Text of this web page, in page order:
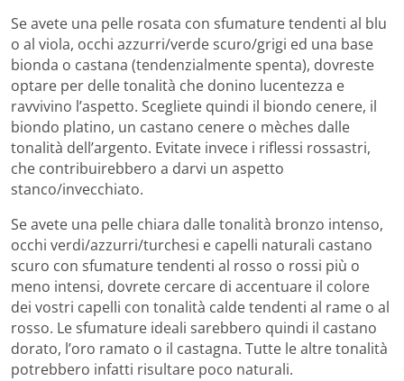
Se avete una pelle rosata con sfumature tendenti al blu
o al viola, occhi azzurri/verde scuro/grigi ed una base
bionda o castana (tendenzialmente spenta), dovreste
optare per delle tonalità che donino lucentezza e
ravvivino l’aspetto. Scegliete quindi il biondo cenere, il
biondo platino, un castano cenere o mèches dalle
tonalità dell’argento. Evitate invece i riflessi rossastri,
che contribuirebbero a darvi un aspetto
stanco/invecchiato.
Se avete una pelle chiara dalle tonalità bronzo intenso,
occhi verdi/azzurri/turchesi e capelli naturali castano
scuro con sfumature tendenti al rosso o rossi più o
meno intensi, dovrete cercare di accentuare il colore
dei vostri capelli con tonalità calde tendenti al rame o al
rosso. Le sfumature ideali sarebbero quindi il castano
dorato, l’oro ramato o il castagna. Tutte le altre tonalità
potrebbero infatti risultare poco naturali.